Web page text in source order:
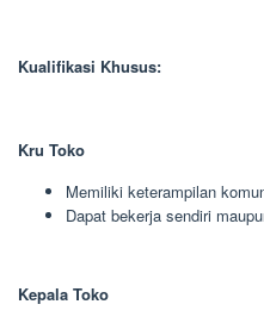
Kualifikasi Khusus:
Kru Toko
Memiliki keterampilan
Dapat bekerja sendiri
Kepala Toko